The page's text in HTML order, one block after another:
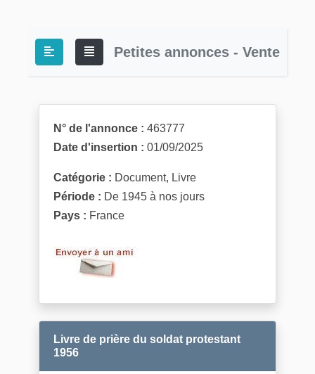
Petites annonces - Vente
N° de l'annonce : 463777
Date d'insertion : 01/09/2025
Catégorie : Document, Livre
Période : De 1945 à nos jours
Pays : France
Livre de prière du soldat protestant
1956